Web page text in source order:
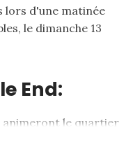
lors d'une matinée
le dimanche 13
End:
animeront le quartier